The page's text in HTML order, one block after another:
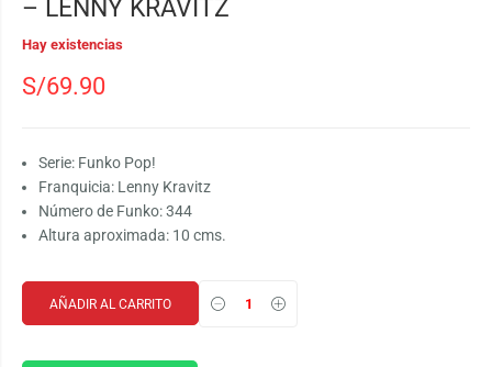
– LENNY KRAVITZ
Hay existencias
S/69.90
Serie: Funko Pop!
Franquicia: Lenny Kravitz
Número de Funko: 344
Altura aproximada: 10 cms.
AÑADIR AL CARRITO